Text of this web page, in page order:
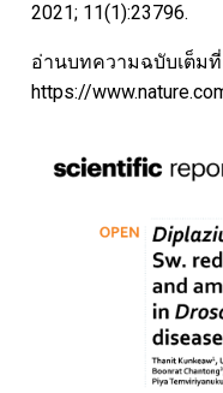
2021; 11(1):23796.
อ่านบทความฉบับเต็มที่
https://